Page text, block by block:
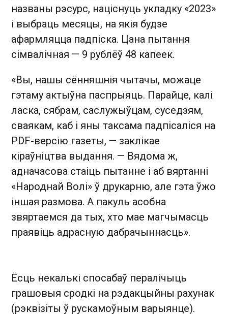
названы рэсурс, націснуць укладку «2023»
і выбраць месяцы, на якія будзе
афармляцца падпіска. Цана пытання
сімвалічная — 9 рублёў 48 капеек.
«Вы, нашы сённяшнія чытачы, можаце
гэтаму актыўна паспрыяць. Парайце, калі
ласка, сябрам, саслужыўцам, суседзям,
сваякам, каб і яны таксама падпісаліся на
PDF-версію газеты, — заклікае
кіраўніцтва выдання. — Вядома ж,
адначасова стаіць пытанне і аб вяртанні
«Народнай Волі» ў друкарню, але гэта ўжо
іншая размова. А пакуль асобна
звяртаемся да тых, хто мае магчымасць
праявіць адрасную дабрачыннасць».
Ёсць некалькі спосабаў пералічыць
грашовыя сродкі на рэдакцыйны рахунак
(рэквізіты ў рускамоўным варыянце).